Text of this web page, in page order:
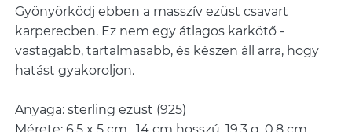
Gyönyörködj ebben a masszív ezüst csavart
karperecben. Ez nem egy átlagos karkötő -
vastagabb, tartalmasabb, és készen áll arra, hogy
hatást gyakoroljon.
Anyaga: sterling ezüst (925)